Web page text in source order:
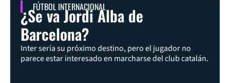
FÚTBOL INTERNACIONAL
¿Se va Jordi Alba de
Barcelona?
Inter sería su próximo destino, pero el jugador no
parece estar interesado en marcharse del club catalán.